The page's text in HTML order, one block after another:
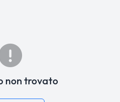
non trovato